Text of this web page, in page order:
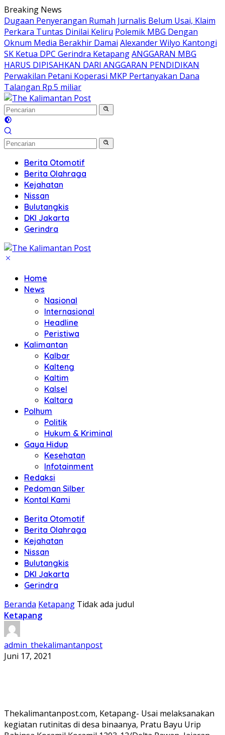
Langsung
ke
konten
Breaking News
Dugaan Penyerangan Rumah Jurnalis Belum Usai, Klaim
Perkara Tuntas Dinilai Keliru Polemik MBG Dengan
Oknum Media Berakhir Damai Alexander Wilyo Kantongi
SK Ketua DPC Gerindra KetapangANGGARAN MBG
HARUS DIPISAHKAN DARI ANGGARAN PENDIDIKAN
Perwakilan Petani Koperasi MKP Pertanyakan Dana
Talangan Rp.5 miliar
Berita Otomotif
Berita Olahraga
Kejahatan
Nissan
Bulutangkis
DKI Jakarta
Gerindra
Home
News
Nasional
Internasional
Headline
Peristiwa
Kalimantan
Kalbar
Kalteng
Kaltim
Kalsel
Kaltara
Polhum
Politik
Hukum & Kriminal
Gaya Hidup
Kesehatan
Infotainment
Redaksi
Pedoman Silber
Kontal Kami
Berita Otomotif
Berita Olahraga
Kejahatan
Nissan
Bulutangkis
DKI Jakarta
Gerindra
Beranda Ketapang Tidak ada judul
Ketapang
admin_thekalimantanpost
Juni 17, 2021
Thekalimantanpost.com, Ketapang- Usai melaksanakan
kegiatan rutinitas di desa binaanya, Pratu Bayu Urip